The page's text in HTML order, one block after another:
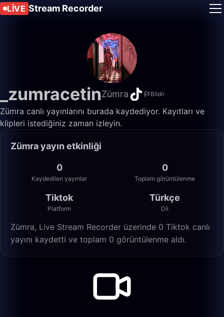
LIVE Stream Recorder
_zumracetinZümra Bildir
Zümra canlı yayınlarını burada kaydediyor. Kayıtları ve
klipleri istediğiniz zaman izleyin.
Zümra yayın etkinliği
0
Kaydedilen yayınlar
0
Toplam görüntülenme
Tiktok
Platform
Türkçe
Dil
Zümra, Live Stream Recorder üzerinde 0 Tiktok canlı
yayını kaydetti ve toplam 0 görüntülenme aldı.